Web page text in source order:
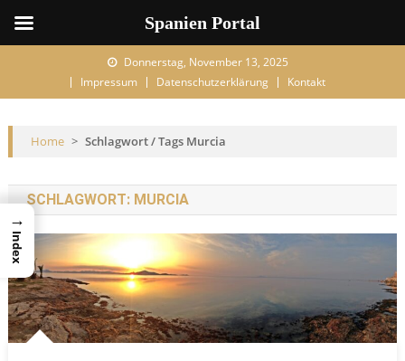
Donnerstag, November 13, 2025
Impressum
Datenschutzerklärung Kontakt
Home > Schlagwort / Tags Murcia
SCHLAGWORT: MURCIA
→
Index
Spanien Portal